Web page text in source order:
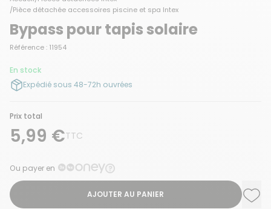
/Pièce détachée accessoires piscine et spa Intex
Bypass pour tapis solaire
Référence : 11954
En stock
Expédié sous 48-72h ouvrées
Prix total
5,99 €TTC
Ou payer en
AJOUTER AU PANIER